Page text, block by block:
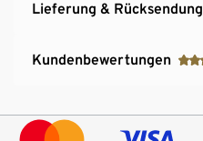
Lieferung & Rücksendung
Kundenbewertungen